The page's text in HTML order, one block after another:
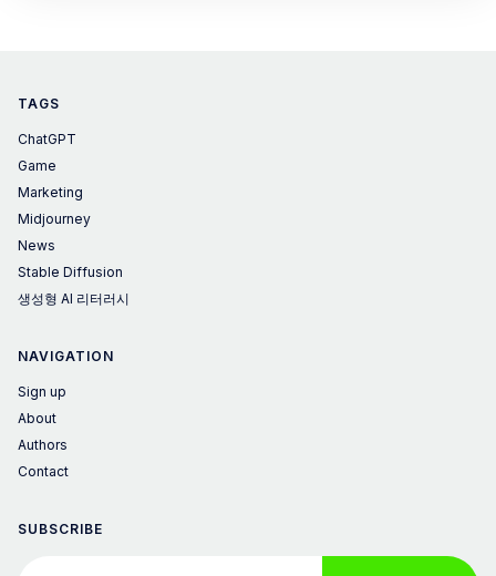
TAGS
ChatGPT
Game
Marketing
Midjourney
News
Stable Diffusion
생성형 AI 리터러시
NAVIGATION
Sign up
About
Authors
Contact
SUBSCRIBE